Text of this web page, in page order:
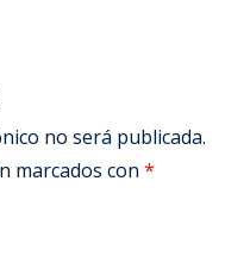
no será publicada.
marcados con *